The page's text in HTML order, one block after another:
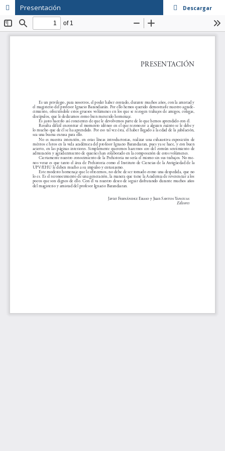
Presentación Descargar